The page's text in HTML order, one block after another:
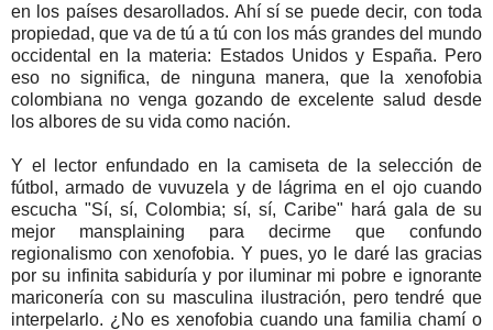
en los países desarollados. Ahí sí se puede decir, con toda
propiedad, que va de tú a tú con los más grandes del mundo
occidental en la materia: Estados Unidos y España. Pero
eso no significa, de ninguna manera, que la xenofobia
colombiana no venga gozando de excelente salud desde
los albores de su vida como nación.
Y el lector enfundado en la camiseta de la selección de
fútbol, armado de vuvuzela y de lágrima en el ojo cuando
escucha "Sí, sí, Colombia; sí, sí, Caribe" hará gala de su
mejor mansplaining para decirme que confundo
regionalismo con xenofobia. Y pues, yo le daré las gracias
por su infinita sabiduría y por iluminar mi pobre e ignorante
mariconería con su masculina ilustración, pero tendré que
interpelarlo. ¿No es xenofobia cuando una familia chamí o